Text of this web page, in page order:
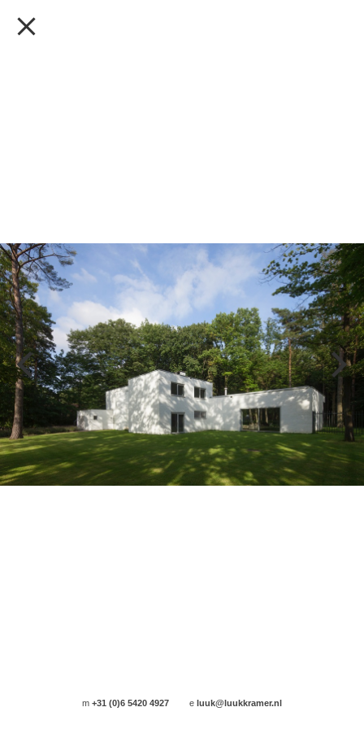
m+31 (0)6 5420 4927 e luuk@luukkramer.nl